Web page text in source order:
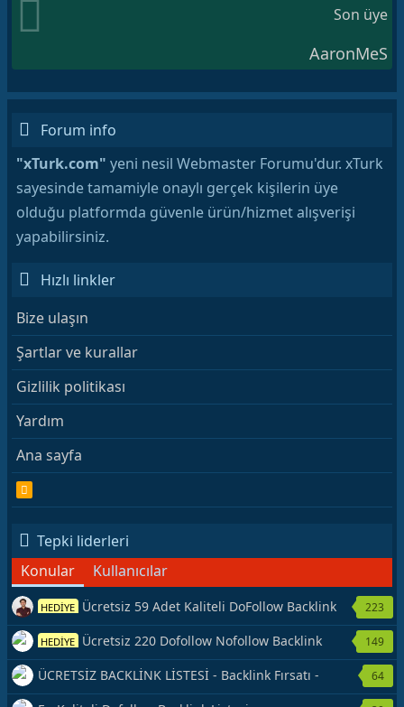
Son üye
AaronMeS
Forum info
"xTurk.com" yeni nesil Webmaster Forumu'dur. xTurk
sayesinde tamamiyle onaylı gerçek kişilerin üye
olduğu platformda güvenle ürün/hizmet alışverişi
yapabilirsiniz.
Hızlı linkler
Bize ulaşın
Şartlar ve kurallar
Gizlilik politikası
Yardım
Ana sayfa
S
Tepki liderleri
Konular
Kullanıcılar
HEDİYE Ücretsiz 59 Adet Kaliteli DoFollow Backlink
Kaynağı Veriyorum.
223
HEDİYE Ücretsiz 220 Dofollow Nofollow Backlink
Veriyorum
149
ÜCRETSİZ BACKLİNK LİSTESİ - Backlink Fırsatı -
Hemen Yetiş!
64